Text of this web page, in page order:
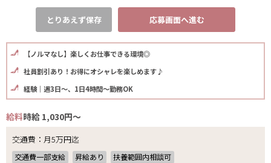
とりあえず保存 応募画面へ進む
【ノルマなし】楽しくお仕事できる環境◎
社員割引あり！お得にオシャレを楽しめます♪
経験｜週3日～、1日4時間～勤務OK
給料時給 1,030円～
交通費：月5万円迄
交通費一部支給 昇給あり 扶養範囲内相談可